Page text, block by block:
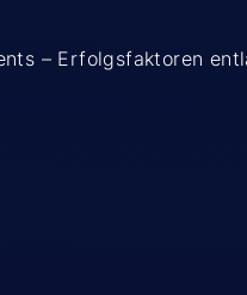
– Erfolgsfaktoren